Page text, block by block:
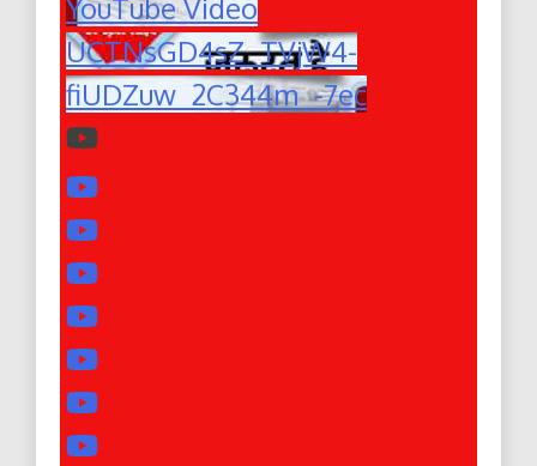
YouTube Video
UCTNsGD4sZ_TVjW4-
fiUDZuw_2C344m_-7ec